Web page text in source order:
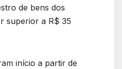
de bens dos
superior a R$ 35
início a partir de